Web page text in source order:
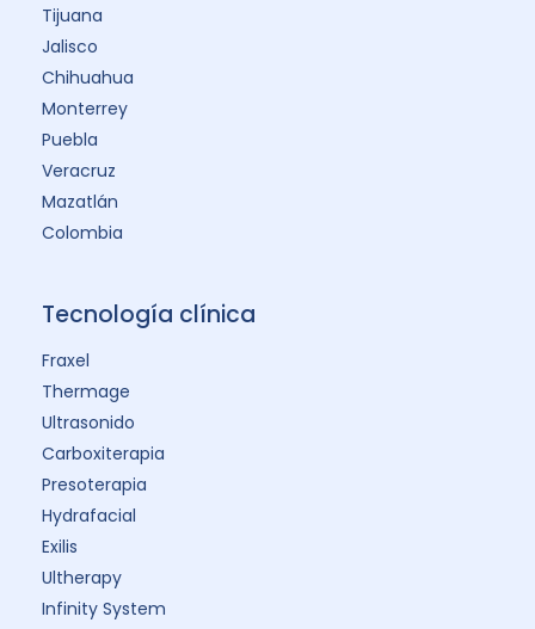
Tijuana
Jalisco
Chihuahua
Monterrey
Puebla
Veracruz
Mazatlán
Colombia
Tecnología clínica
Fraxel
Thermage
Ultrasonido
Carboxiterapia
Presoterapia
Hydrafacial
Exilis
Ultherapy
Infinity System